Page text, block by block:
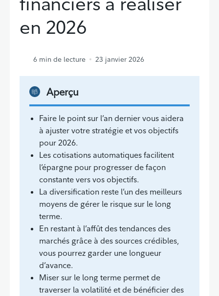
en 2026
6 min de lecture 23 janvier 2026
Aperçu
Faire le point sur l’an dernier vous aidera
à ajuster votre stratégie et vos objectifs
pour 2026.
Les cotisations automatiques facilitent
l’épargne pour progresser de façon
constante vers vos objectifs.
La diversification reste l’un des meilleurs
moyens de gérer le risque sur le long
terme.
En restant à l’affût des tendances des
marchés grâce à des sources crédibles,
vous pourrez garder une longueur
d’avance.
Miser sur le long terme permet de
traverser la volatilité et de bénéficier des